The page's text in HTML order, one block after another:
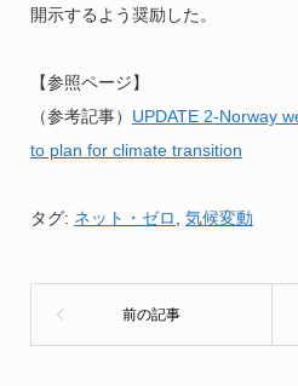
開示するよう奨励した。
【参照ページ】
（参考記事） UPDATE 2-Norway
to plan for climate transition
タグ: ネット・ゼロ 気候変動